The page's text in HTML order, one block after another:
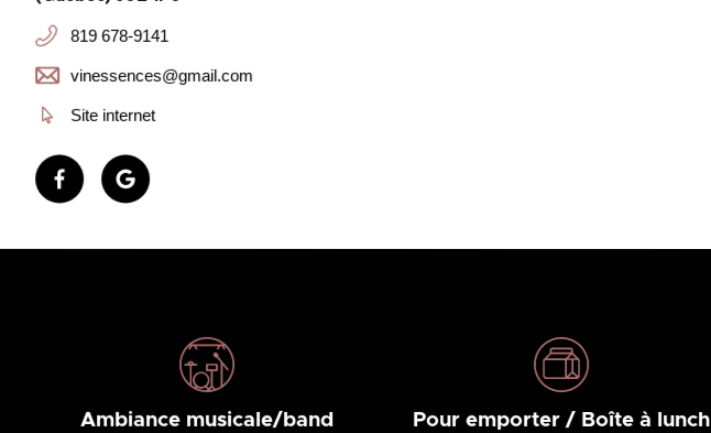
819 678-9141
vinessences@gmail.com
Site internet
Ambiance musicale/band Pour emporter / Boîte à lunch